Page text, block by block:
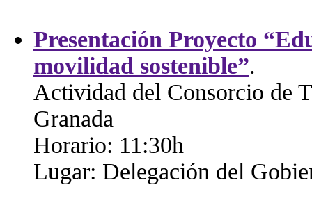
Presentación Proyecto
movilidad sostenible”.
Actividad del Consorcio de
Granada
Horario: 11:30h
Lugar: Delegación del